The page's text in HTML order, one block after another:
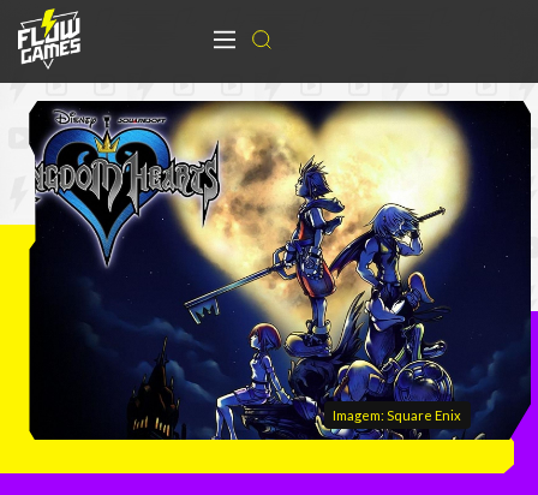
Imagem: Square Enix